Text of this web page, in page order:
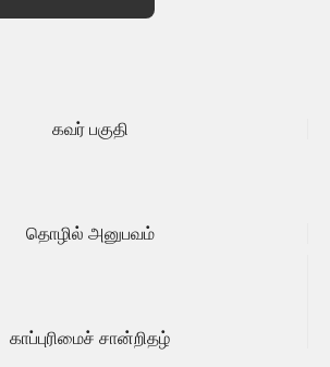
கவர் பகுதி
தொழில் அனுபவம்
காப்புரிமைச் சான்றிதழ்